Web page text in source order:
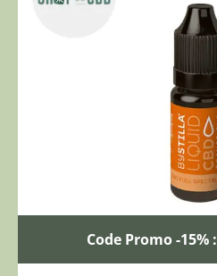
Code Promo -15%